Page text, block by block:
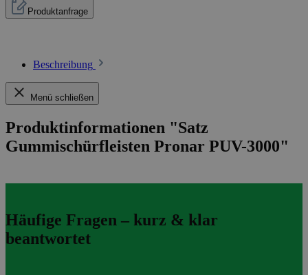
Produktanfrage
Beschreibung
Menü schließen
Produktinformationen "Satz
Gummischürfleisten Pronar PUV-3000"
Häufige Fragen – kurz & klar
beantwortet